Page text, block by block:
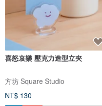
喜怒哀樂 壓克力造型立夾
方坊 Square Studio
NT$ 130